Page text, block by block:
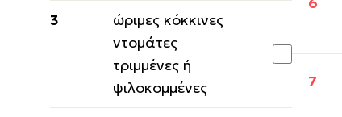
3
ώριμες κόκκινες
ντομάτες
τριμμένες ή
ψιλοκομμένες